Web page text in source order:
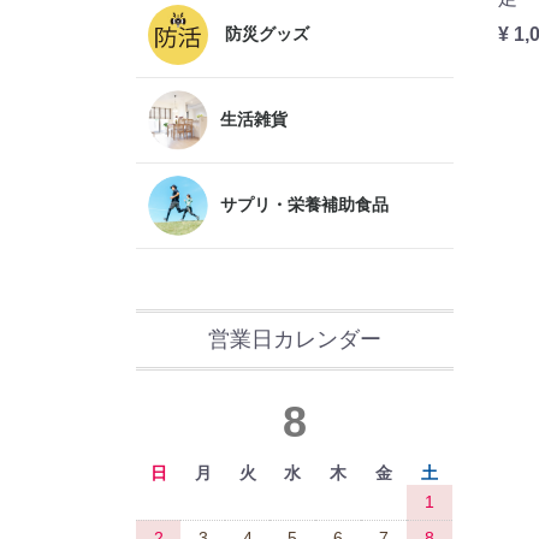
防災グッズ
生活雑貨
サプリ・栄養補助食品
営業日カレンダー
8
日 月 火 水 木 金
土
1
¥